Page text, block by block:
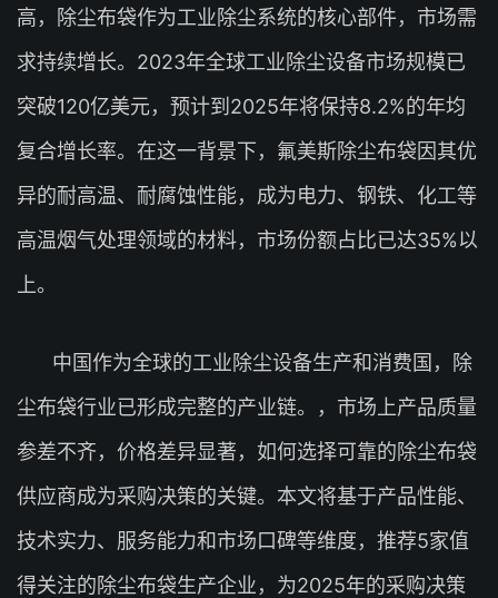
高，除尘布袋作为工业除尘系统的核心部件，市场需
求持续增长。2023年全球工业除尘设备市场规模已
突破120亿美元，预计到2025年将保持8.2%的年均
复合增长率。在这一背景下，氟美斯除尘布袋因其优
异的耐高温、耐腐蚀性能，成为电力、钢铁、化工等
高温烟气处理领域的材料，市场份额占比已达35%以
上。
中国作为全球的工业除尘设备生产和消费国，除
尘布袋行业已形成完整的产业链。，市场上产品质量
参差不齐，价格差异显著，如何选择可靠的除尘布袋
供应商成为采购决策的关键。本文将基于产品性能、
技术实力、服务能力和市场口碑等维度，推荐5家值
得关注的除尘布袋生产企业，为2025年的采购决策